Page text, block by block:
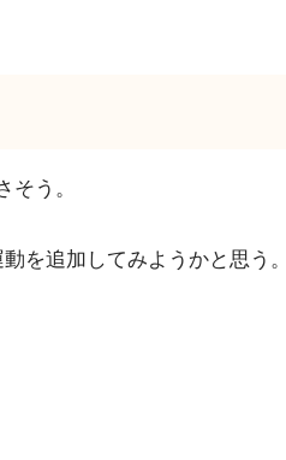
う。
を追加してみようかと思う。